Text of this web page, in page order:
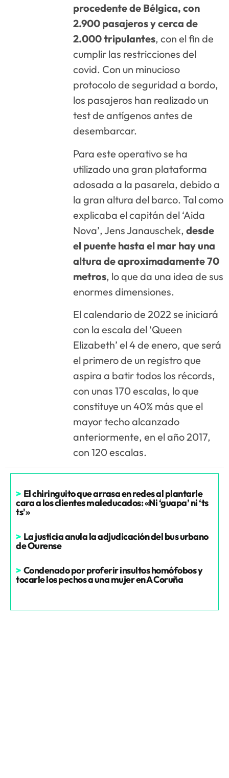
procedente de Bélgica, con
2.900 pasajeros y cerca de
2.000 tripulantes, con el fin de
cumplir las restricciones del
covid. Con un minucioso
protocolo de seguridad a bordo,
los pasajeros han realizado un
test de antígenos antes de
desembarcar.
Para este operativo se ha
utilizado una gran plataforma
adosada a la pasarela, debido a
la gran altura del barco. Tal como
explicaba el capitán del ‘Aida
Nova’, Jens Janauschek,desde
el puente hasta el mar hay una
altura de aproximadamente 70
metros, lo que da una idea de sus
enormes dimensiones.
El calendario de 2022 se iniciará
con la escala del ‘Queen
Elizabeth’ el 4 de enero, que será
el primero de un registro que
aspira a batir todos los récords,
con unas 170 escalas, lo que
constituye un 40% más que el
mayor techo alcanzado
anteriormente, en el año 2017,
con 120 escalas.
> El chiringuito que arrasa en redes al plantarle
cara a los clientes maleducados: «Ni ‘guapa’ ni ‘ts
ts'»
> La justicia anula la adjudicación del bus urbano
de Ourense
> Condenado por proferir insultos homófobos y
tocarle los pechos a una mujer en A Coruña